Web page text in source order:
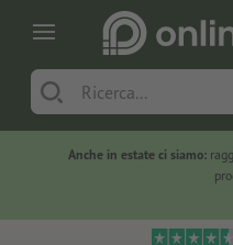
Anche in estate ci siamo: